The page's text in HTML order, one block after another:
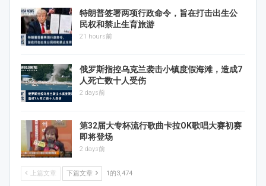
特朗普签署两项行政命令，旨在打击出生公
民权和禁止生育旅游
21 hours前
俄罗斯指控乌克兰袭击小镇度假海滩，造成7
人死亡数十人受伤
2 days前
第32届大专杯流行歌曲卡拉OK歌唱大赛初赛
即将登场
2 days前
上篇文章 下篇文章 1的3,474